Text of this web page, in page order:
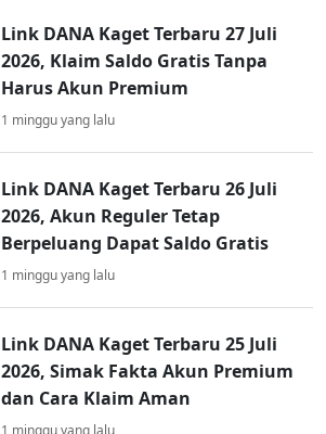
Link DANA Kaget Terbaru 27 Juli
2026, Klaim Saldo Gratis Tanpa
Harus Akun Premium
1 minggu yang lalu
Link DANA Kaget Terbaru 26 Juli
2026, Akun Reguler Tetap
Berpeluang Dapat Saldo Gratis
1 minggu yang lalu
Link DANA Kaget Terbaru 25 Juli
2026, Simak Fakta Akun Premium
dan Cara Klaim Aman